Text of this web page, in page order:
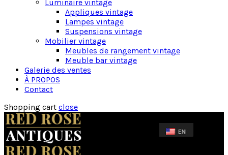
Luminaire vintage
Appliques vintage
Lampes vintage
Suspensions vintage
Mobilier vintage
Meubles de rangement vintage
Meuble bar vintage
Galerie des ventes
À PROPOS
Contact
Shopping cart close